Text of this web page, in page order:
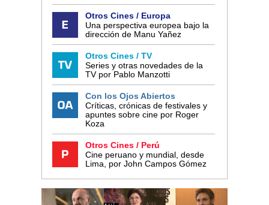
Otros Cines / Europa
Una perspectiva europea bajo la
dirección de Manu Yañez
Otros Cines / TV
Series y otras novedades de la
TV por Pablo Manzotti
Con los Ojos Abiertos
Críticas, crónicas de festivales y
apuntes sobre cine por Roger
Koza
Otros Cines / Perú
Cine peruano y mundial, desde
Lima, por John Campos Gómez